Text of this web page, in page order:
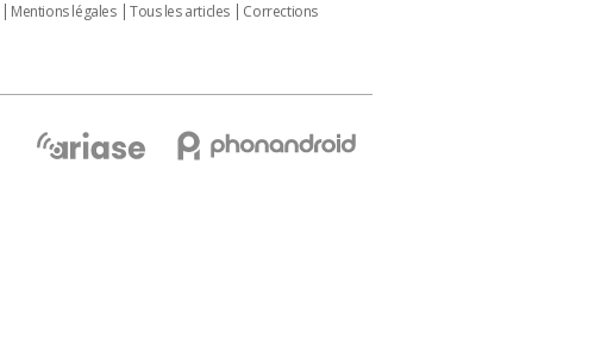
Mentions légales Tous les articles
Corrections